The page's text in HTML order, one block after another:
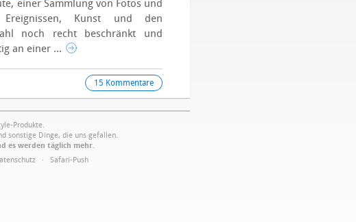
einer Sammlung von Fotos und
Ereignissen, Kunst und den
noch recht beschränkt und
an einer ...
15 Kommentare
Produkte.
sonstige Dinge, die uns gefallen.
es werden täglich mehr.
· Safari-Push